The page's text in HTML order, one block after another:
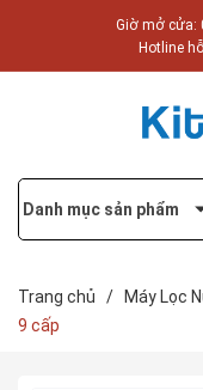
Giờ mở cửa:
Hotline
Danh mục sản phẩm
Trang chủ / Máy Lọc
9 cấp